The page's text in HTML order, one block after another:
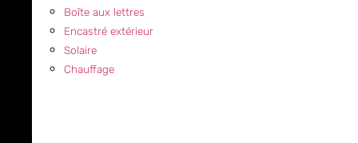
Boîte aux lettres
Encastré extérieur
Solaire
Chauffage